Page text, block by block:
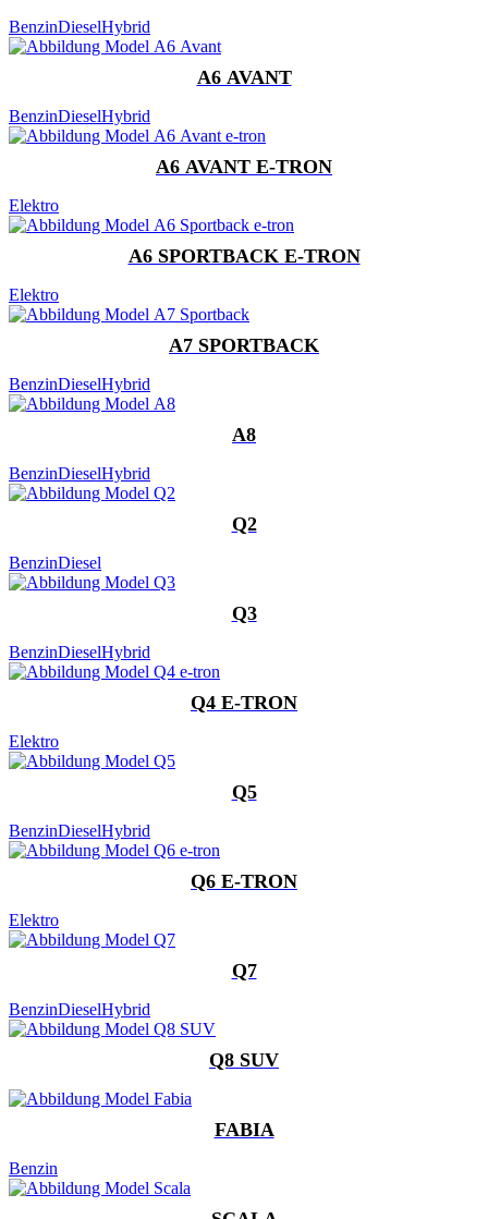
BenzinDieselHybrid
A6 AVANT
BenzinDieselHybrid
A6 AVANT E-TRON
Elektro
A6 SPORTBACK E-TRON
Elektro
A7 SPORTBACK
BenzinDieselHybrid
A8
BenzinDieselHybrid
Q2
BenzinDiesel
Q3
BenzinDieselHybrid
Q4 E-TRON
Elektro
Q5
BenzinDieselHybrid
Q6 E-TRON
Elektro
Q7
BenzinDieselHybrid
Q8 SUV
FABIA
Benzin